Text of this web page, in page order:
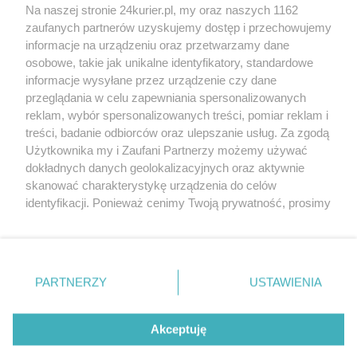
Porozmawiaj z Radą Seniorów
Wiek naprawdę nic nie znaczy
POGODA
14℃
Zobacz prognozę na 3 dni
Copyright © 2022 Kurier Szczeciński sp. z o.o.
Wszelkie prawa zastrzeżone
Nota wydawnicza
Nota prawna
Polityka prywatności
Reklama
Na naszej stronie 24kurier.pl, my oraz naszych 1162
zaufanych partnerów uzyskujemy dostęp i przechowujemy
informacje na urządzeniu oraz przetwarzamy dane
osobowe, takie jak unikalne identyfikatory, standardowe
informacje wysyłane przez urządzenie czy dane
przeglądania w celu zapewniania spersonalizowanych
reklam, wybór spersonalizowanych treści, pomiar reklam i
treści, badanie odbiorców oraz ulepszanie usług. Za zgodą
Użytkownika my i Zaufani Partnerzy możemy używać
dokładnych danych geolokalizacyjnych oraz aktywnie
skanować charakterystykę urządzenia do celów
identyfikacji. Ponieważ cenimy Twoją prywatność, prosimy
prywatności znajdujący się w lewym dolnym rogu strony
. Niektóre rodzaje przetwarzania danych nie wymagają
takiemu przetwarzaniu. Preferencje będą miały
zastosowania tylko na tej witrynie.
PARTNERZY USTAWIENIA
Akceptuję